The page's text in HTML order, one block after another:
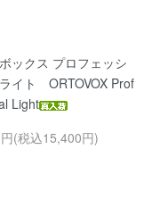
ックス プロフェッシ
イト ORTOVOX Prof
Light
(税込15,400円)